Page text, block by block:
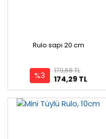
Rulo sapı 20 cm
%3 174,29 TL
179,68 TL